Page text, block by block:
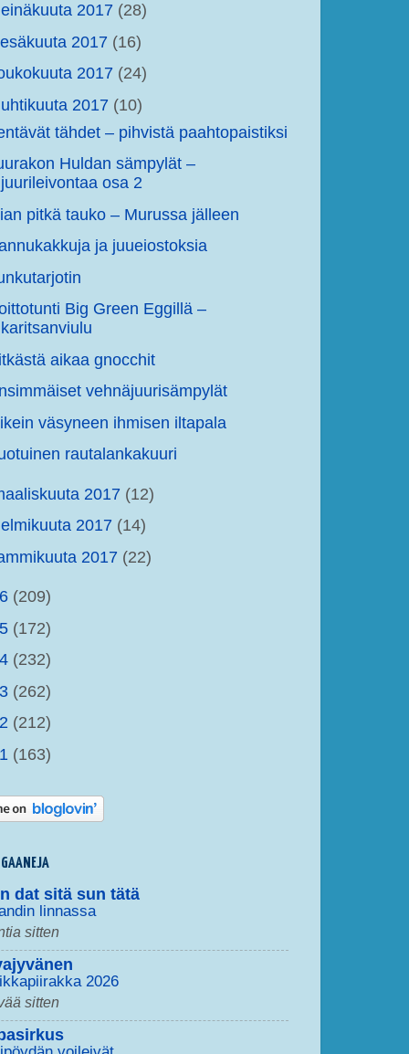
2017 (28)
2017 (16)
2017 (24)
2017 (10)
tähdet – pihvistä paahtopaistiksi
Huldan sämpylät –
juurileivontaa osa 2
pitkä tauko – Murussa jälleen
ja juueiostoksia
Big Green Eggillä –
karitsanviulu
aikaa gnocchit
vehnäjuurisämpylät
väsyneen ihmisen iltapala
rautalankakuuri
2017 (12)
2017 (14)
2017 (22)
(209)
(172)
(232)
(262)
(212)
(163)
dat sitä sun tätä
linnassa
sitten
2026
sitten